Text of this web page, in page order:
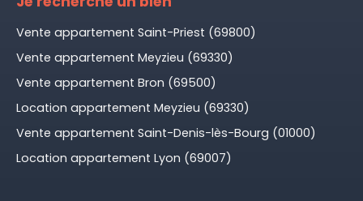
Vente appartement Saint-Priest (69800)
Vente appartement Meyzieu (69330)
Vente appartement Bron (69500)
Location appartement Meyzieu (69330)
Vente appartement Saint-Denis-lès-Bourg (01000)
Location appartement Lyon (69007)